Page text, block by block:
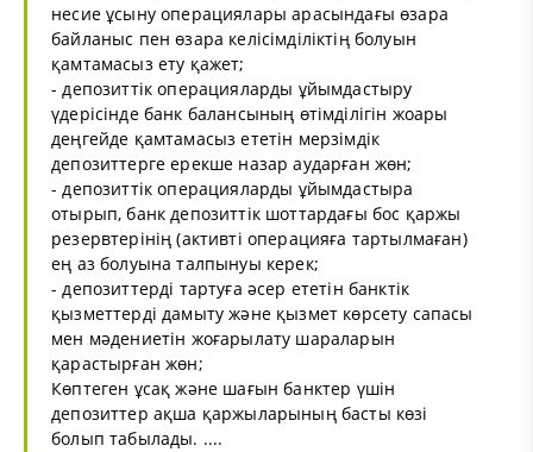
несие ұсыну операциялары арасындағы өзара
байланыс пен өзара келісімділіктің болуын
қамтамасыз ету қажет;
- депозиттік операцияларды ұйымдастыру
үдерісінде банк балансының өтімділігін жоары
деңгейде қамтамасыз ететін мерзімдік
депозиттерге ерекше назар аударған жөн;
- депозиттік операцияларды ұйымдастыра
отырып, банк депозиттік шоттардағы бос қаржы
резервтерінің (активті операцияға тартылмаған)
ең аз болуына талпынуы керек;
- депозиттерді тартуға әсер ететін банктік
қызметтерді дамыту және қызмет көрсету сапасы
мен мәдениетін жоғарылату шараларын
қарастырған жөн;
Көптеген ұсақ және шағын банктер үшін
депозиттер ақша қаржыларының басты көзі
болып табылады. ....